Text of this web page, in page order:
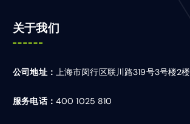
关于我们
公司地址： 上海市闵行区联川路319号3号楼2楼
服务电话： 400 1025 810